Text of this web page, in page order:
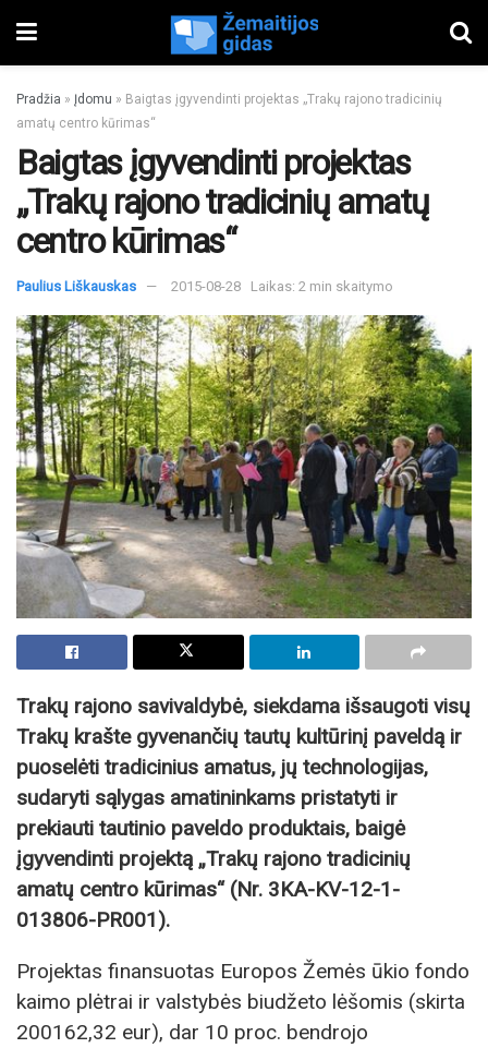
Pradžia » Įdomu » Baigtas įgyvendinti projektas „Trakų rajono tradicinių
amatų centro kūrimas“
Baigtas įgyvendinti projektas
„Trakų rajono tradicinių amatų
centro kūrimas“
Paulius Liškauskas 2015-08-28 Laikas: 2 min skaitymo
Trakų rajono savivaldybė, siekdama išsaugoti visų
Trakų krašte gyvenančių tautų kultūrinį paveldą ir
puoselėti tradicinius amatus, jų technologijas,
sudaryti sąlygas amatininkams pristatyti ir
prekiauti tautinio paveldo produktais, baigė
įgyvendinti projektą „Trakų rajono tradicinių
amatų centro kūrimas“ (Nr. 3KA-KV-12-1-
013806-PR001).
Projektas finansuotas Europos Žemės ūkio fondo
kaimo plėtrai ir valstybės biudžeto lėšomis (skirta
200162,32 eur), dar 10 proc. bendrojo